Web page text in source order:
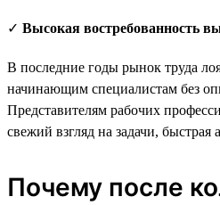
✓ Высокая востребованность
В последние годы рынок труда
начинающим специалистам без
Представителям рабочих
свежий взгляд на задачи,
Почему после